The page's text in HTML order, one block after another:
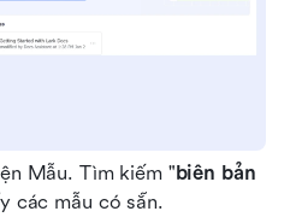
Mẫu. Tìm kiếm "biên bản
các mẫu có sẵn.